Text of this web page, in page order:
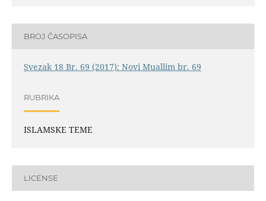
BROJ ČASOPISA
Svezak 18 Br. 69 (2017): Novi Muallim br. 69
RUBRIKA
ISLAMSKE TEME
LICENSE